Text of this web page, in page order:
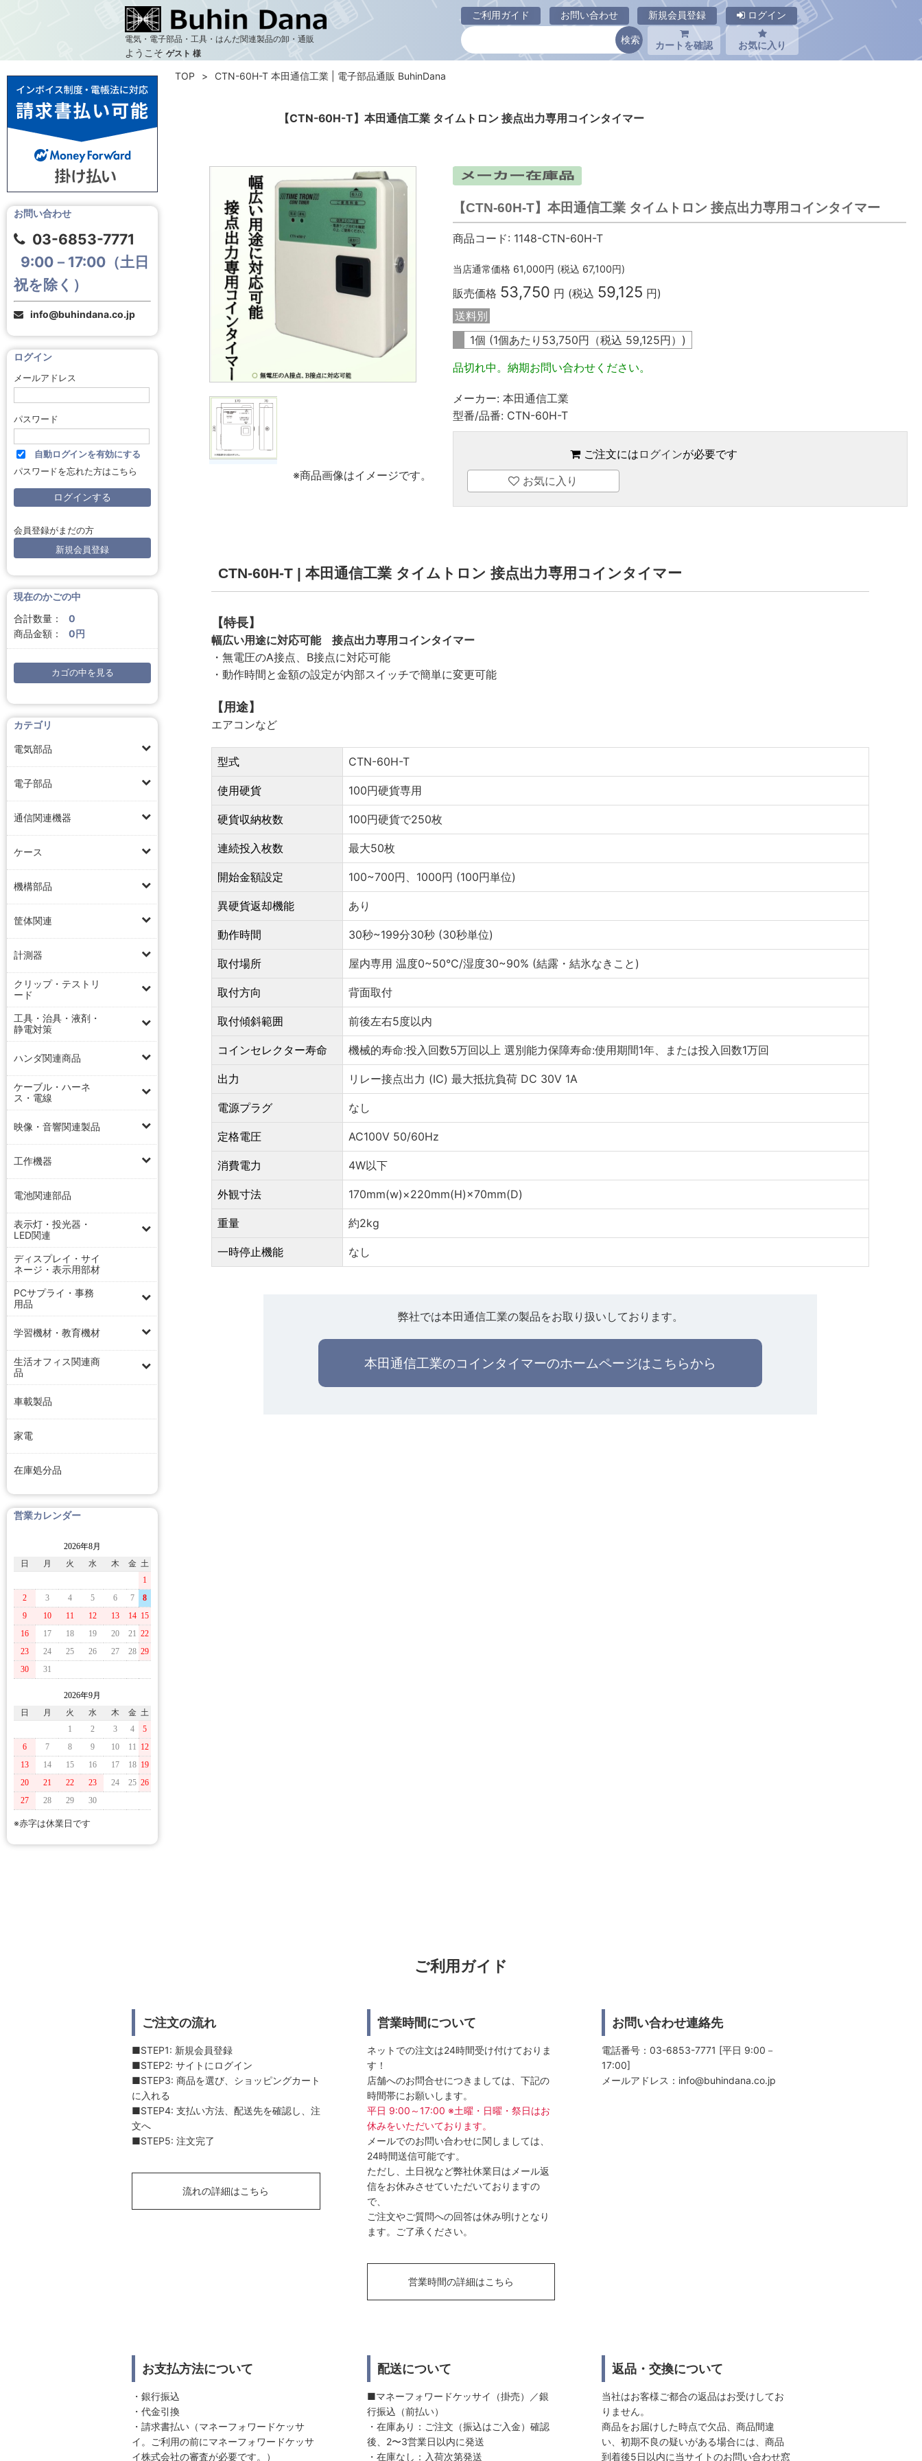
電気・電子部品・工具・はんだ関連製品の卸・通販
ようこそ ゲスト 様
ご利用ガイド お問い合わせ 新規会員登録 ログイン
カートを確認 お気に入り
【CTN-60H-T】本田通信工業 タイムトロン 接点出力専用コインタイマー
お問い合わせ
03-6853-7771
9:00－17:00（土日
祝を除く）
info@buhindana.co.jp
ログイン
メールアドレス
パスワード
自動ログインを有効にする
パスワードを忘れた方はこちら
会員登録がまだの方
新規会員登録
現在のかごの中
合計数量：
0
商品金額：
0円
カゴの中を見る
カテゴリ
電気部品
電子部品
通信関連機器
ケース
機構部品
筐体関連
計測器
クリップ・テストリ
ード
工具・治具・液剤・
静電対策
ハンダ関連商品
ケーブル・ハーネ
ス・電線
映像・音響関連製品
工作機器
電池関連部品
表示灯・投光器・
LED関連
ディスプレイ・サイ
ネージ・表示用部材
PCサプライ・事務
用品
学習機材・教育機材
生活オフィス関連商
品
車載製品
家電
在庫処分品
営業カレンダー
2026年8月
日
月 火 水 木 金 土
1
2
3 4 5 6 7
8
9
10 11 12 13 14 15
16
17 18 19 20 21 22
23
24 25 26 27 28 29
30
31
2026年9月
日
月 火 水 木 金 土
1
2 3 4
5
6
7 8 9 10 11 12
13
14 15 16 17 18 19
20
21 22 23 24 25 26
27
28 29 30
※赤字は休業日です
TOP CTN-60H-T 本田通信工業 | 電子部品通販 BuhinDana
※商品画像はイメージです。
【CTN-60H-T】本田通信工業 タイムトロン 接点出力専用コインタイマー
商品コード: 1148-CTN-60H-T
当店通常価格 61,000円 (税込 67,100円)
販売価格 53,750 円 (税込 59,125 円)
送料別
1個 (1個あたり 53,750円（税込 59,125円）)
品切れ中。納期お問い合わせください。
メーカー: 本田通信工業
型番/品番: CTN-60H-T
ご注文には ログインが必要です
お気に入り
CTN-60H-T | 本田通信工業 タイムトロン 接点出力専用コインタイマー
【特長】
幅広い用途に対応可能 接点出力専用コインタイマー
・無電圧のA接点、B接点に対応可能
・動作時間と金額の設定が内部スイッチで簡単に変更可能
【用途】
エアコンなど
型式 CTN-60H-T
使用硬貨 100円硬貨専用
硬貨収納枚数 100円硬貨で250枚
連続投入枚数 最大50枚
開始金額設定 100~700円、1000円 (100円単位)
異硬貨返却機能 あり
動作時間 30秒~199分30秒 (30秒単位)
取付場所 屋内専用 温度0~50°C/湿度30~90% (結露・結氷なきこと)
取付方向 背面取付
取付傾斜範囲 前後左右5度以内
コインセレクター寿命 機械的寿命:投入回数5万回以上 選別能力保障寿命:使用期間1年、または投入回数1万回
出力 リレー接点出力 (IC) 最大抵抗負荷 DC 30V 1A
電源プラグ なし
定格電圧 AC100V 50/60Hz
消費電力 4W以下
外観寸法 170mm(w)×220mm(H)×70mm(D)
重量 約2kg
一時停止機能 なし
弊社では本田通信工業の製品をお取り扱いしております。
本田通信工業のコインタイマーのホームページはこちらから
ご利用ガイド
ご注文の流れ
■STEP1: 新規会員登録
■STEP2: サイトにログイン
■STEP3: 商品を選び、ショッピングカート
に入れる
■STEP4: 支払い方法、配送先を確認し、注
文へ
■STEP5: 注文完了
流れの詳細はこちら
営業時間について
ネットでの注文は24時間受け付けておりま
す！
店舗へのお問合せにつきましては、下記の
時間帯にお願いします。
平日 9:00～17:00 ※土曜・日曜・祭日はお
休みをいただいております。
メールでのお問い合わせに関しましては、
24時間送信可能です。
ただし、土日祝など弊社休業日はメール返
信をお休みさせていただいておりますの
で、
ご注文やご質問への回答は休み明けとなり
ます。ご了承ください。
営業時間の詳細はこちら
お問い合わせ連絡先
電話番号：03-6853-7771 [平日 9:00－
17:00]
メールアドレス： info@buhindana.co.jp
お支払方法について
・銀行振込
・代金引換
・請求書払い（マネーフォワードケッサ
イ。ご利用の前にマネーフォワードケッサ
イ株式会社の審査が必要です。）
配送について
■マネーフォワードケッサイ（掛売）／銀
行振込（前払い）
・在庫あり：ご注文（振込はご入金）確認
後、2〜3営業日以内に発送
・在庫なし：入荷次第発送
返品・交換について
当社はお客様ご都合の返品はお受けしてお
りません。
商品をお届けした時点で欠品、商品間違
い、初期不良の疑いがある場合には、商品
到着後5日以内に当サイトのお問い合わせ窓